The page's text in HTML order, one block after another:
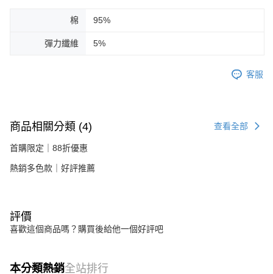
棉 95%
彈力纖維 5%
客服
商品相關分類 (4) 查看全部
首購限定｜88折優惠
熱銷多色款｜好評推薦
評價
喜歡這個商品嗎？購買後給他一個好評吧
本分類熱銷全站排行